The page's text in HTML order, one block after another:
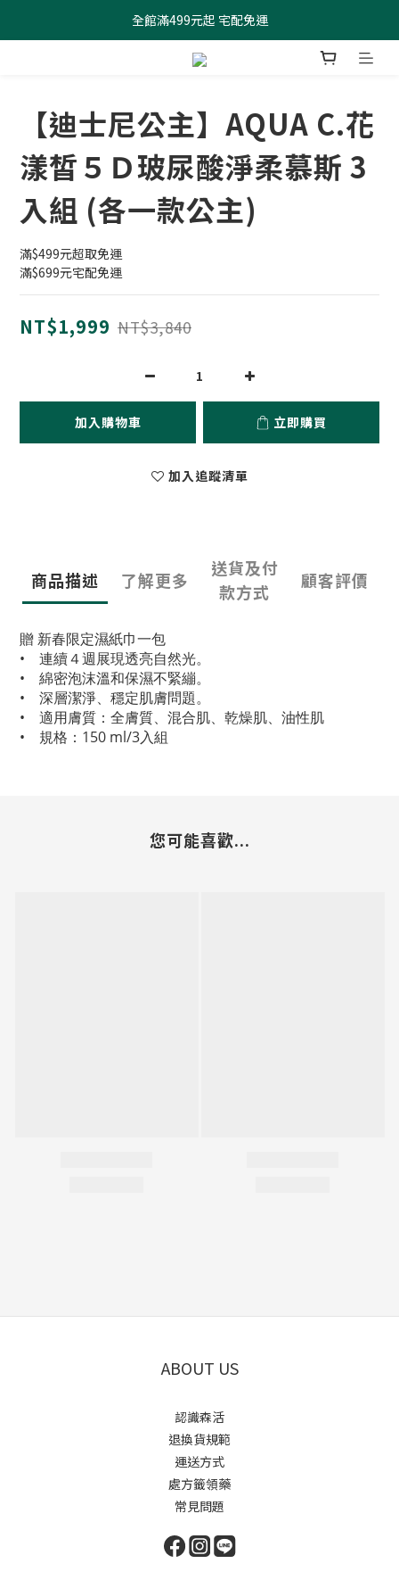
全館滿499元起 宅配免運
全館滿499元起 宅配免運
加入會員 $100元購物金現領現折
【迪士尼公主】AQUA C.花
漾皙５Ｄ玻尿酸淨柔慕斯 3
入組 (各一款公主)
滿$499元超取免運
滿$699元宅配免運
NT$1,999 NT$3,840
加入購物車 立即購買
加入追蹤清單
商品描述 了解更多
送貨及付
款方式
顧客評價
贈 新春限定濕紙巾一包
• 連續４週展現透亮自然光。
• 綿密泡沫溫和保濕不緊繃。
• 深層潔淨、穩定肌膚問題。
• 適用膚質：全膚質、混合肌、乾燥肌、油性肌
• 規格：150 ml/3入組
您可能喜歡...
ABOUT US
認識森活
退換貨規範
運送方式
處方籤領藥
常見問題